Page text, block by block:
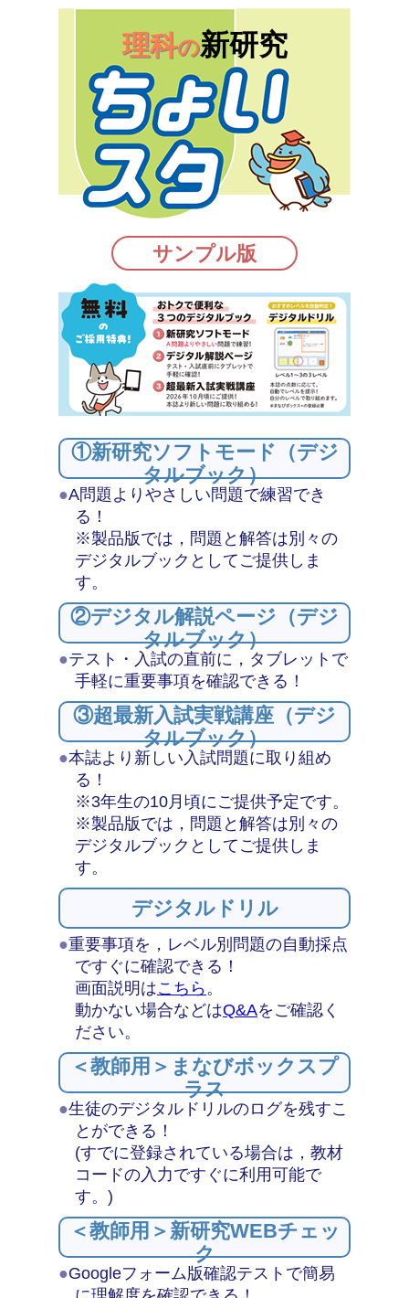
理科の新研究
サンプル版
①新研究ソフトモード（デジ
タルブック）
●A問題よりやさしい問題で練習でき
る！
※製品版では，問題と解答は別々の
デジタルブックとしてご提供しま
す。
②デジタル解説ページ（デジ
タルブック）
●テスト・入試の直前に，タブレットで
手軽に重要事項を確認できる！
③超最新入試実戦講座（デジ
タルブック）
●本誌より新しい入試問題に取り組め
る！
※3年生の10月頃にご提供予定です。
※製品版では，問題と解答は別々の
デジタルブックとしてご提供しま
す。
デジタルドリル
●重要事項を，レベル別問題の自動採点
ですぐに確認できる！
画面説明はこちら。
動かない場合などはQ&Aをご確認く
ださい。
＜教師用＞まなびボックスプ
ラス
●生徒のデジタルドリルのログを残すこ
とができる！
(すでに登録されている場合は，教材
コードの入力ですぐに利用可能で
す。)
＜教師用＞新研究WEBチェッ
ク
●Googleフォーム版確認テストで簡易